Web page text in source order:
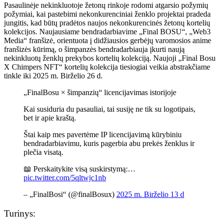
Pasaulinėje nekinkluotoje žetonų rinkoje rodomi atgarsio požymių
požymiai, kai pastebimi nekonkurenciniai ženklo projektai pradeda
jungitis, kad būtų pradėtos naujos nekonkurencinės žetonų kortelių
kolekcijos. Naujausiame bendradarbiavime „Final BOSU“, „Web3
Media“ franšizė, orientuota į didžiausios gerbėjų varomosios anime
franšizės kūrimą, o šimpanzės bendradarbiauja įkurti naują
nekinkluotų ženklų prekybos kortelių kolekciją. Naujoji „Final Bosu
X Chimpers NFT“ kortelių kolekcija tiesiogiai veikia abstrakčiame
tinkle iki 2025 m. Birželio 26 d.
„FinalBosu × šimpanzių“ licencijavimas istorijoje
Kai susiduria du pasauliai, tai susiję ne tik su logotipais,
bet ir apie kraštą.
Štai kaip mes pavertėme IP licencijavimą kūrybiniu
bendradarbiavimu, kuris pagerbia abu prekės ženklus ir
plečia visatą.
📖 Perskaitykite visą suskirstymą:…
pic.twitter.com/5qltwjc1nb
– „FinalBosi“ (@finalBosux) 2025 m. Birželio 13 d
Turinys: